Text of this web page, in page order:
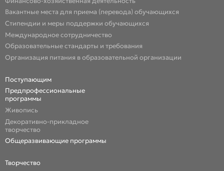
Вакантные места для приема (перевода) обучающихся
Стипендии и меры поддержки обучающихся
Международное сотрудничество
Образовательные стандарты и требования
Организация питания в образовательной организации
Поступающим
Предпрофессиональные
программы
Живопись
Декоративно-прикладное
творчество
Общеразвивающие программы
Творчество